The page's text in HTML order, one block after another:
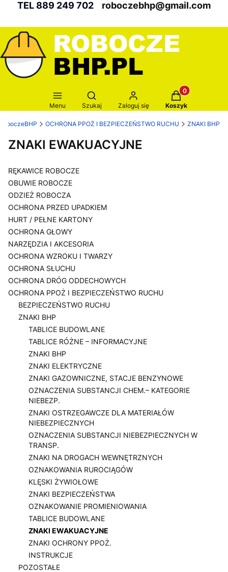
TEL 889 249 702 roboczebhp@gmail.com
Menu
Otwórz wyszukiwarkę
Szukaj Zaloguj się
Produkty w
Koszyk
OCHRONA PPOŻ I BEZPIECZEŃSTWO RUCHU ZNAKI BHP
ZNAKI EWAKUACYJNE
RĘKAWICE ROBOCZE
OBUWIE ROBOCZE
ODZIEŻ ROBOCZA
OCHRONA PRZED UPADKIEM
HURT / PEŁNE KARTONY
OCHRONA GŁOWY
NARZĘDZIA I AKCESORIA
OCHRONA WZROKU I TWARZY
OCHRONA SŁUCHU
OCHRONA DRÓG ODDECHOWYCH
OCHRONA PPOŻ I BEZPIECZEŃSTWO RUCHU
BEZPIECZEŃSTWO RUCHU
ZNAKI BHP
TABLICE BUDOWLANE
TABLICE RÓŻNE – INFORMACYJNE
ZNAKI BHP
ZNAKI ELEKTRYCZNE
ZNAKI GAZOWNICZNE, STACJE BENZYNOWE
OZNACZENIA SUBSTANCJI CHEM.– KATEGORIE
NIEBEZP.
ZNAKI OSTRZEGAWCZE DLA MATERIAŁÓW
NIEBEZPIECZNYCH
OZNACZENIA SUBSTANCJI NIEBEZPIECZNYCH W
TRANSP.
ZNAKI NA DROGACH WEWNĘTRZNYCH
OZNAKOWANIA RUROCIĄGÓW
KLĘSKI ŻYWIOŁOWE
ZNAKI BEZPIECZEŃSTWA
OZNAKOWANIE PROMIENIOWANIA
TABLICE BUDOWLANE
ZNAKI EWAKUACYJNE
ZNAKI OCHRONY PPOŻ.
INSTRUKCJE
POZOSTAŁE